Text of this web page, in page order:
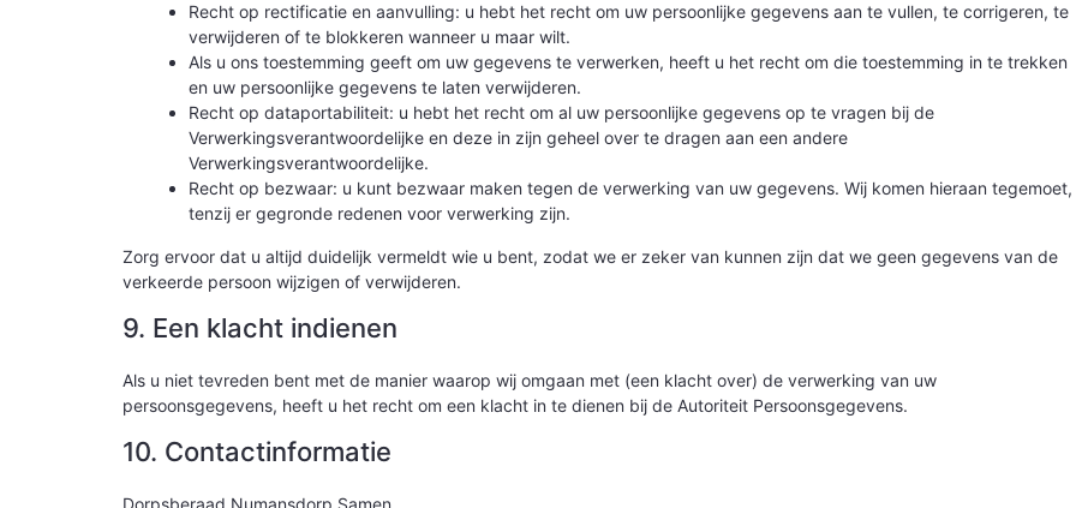
Recht op rectificatie en aanvulling: u hebt het recht om uw persoonlijke gegevens aan te vullen, te corrigeren, te
verwijderen of te blokkeren wanneer u maar wilt.
Als u ons toestemming geeft om uw gegevens te verwerken, heeft u het recht om die toestemming in te trekken
en uw persoonlijke gegevens te laten verwijderen.
Recht op dataportabiliteit: u hebt het recht om al uw persoonlijke gegevens op te vragen bij de
Verwerkingsverantwoordelijke en deze in zijn geheel over te dragen aan een andere
Verwerkingsverantwoordelijke.
Recht op bezwaar: u kunt bezwaar maken tegen de verwerking van uw gegevens. Wij komen hieraan tegemoet,
tenzij er gegronde redenen voor verwerking zijn.
Zorg ervoor dat u altijd duidelijk vermeldt wie u bent, zodat we er zeker van kunnen zijn dat we geen gegevens van de
verkeerde persoon wijzigen of verwijderen.
9. Een klacht indienen
Als u niet tevreden bent met de manier waarop wij omgaan met (een klacht over) de verwerking van uw
persoonsgegevens, heeft u het recht om een klacht in te dienen bij de Autoriteit Persoonsgegevens.
10. Contactinformatie
Dorpsberaad Numansdorp Samen